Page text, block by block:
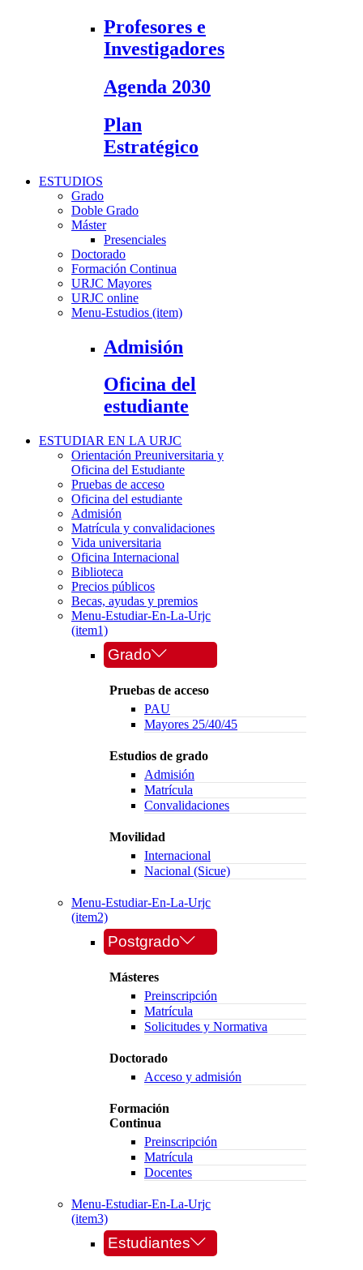
Profesores e
Investigadores
Agenda 2030
Plan
Estratégico
ESTUDIOS
Grado
Doble Grado
Máster
Presenciales
Doctorado
Formación Continua
URJC Mayores
URJC online
Menu-Estudios (item)
Admisión
Oficina del
estudiante
ESTUDIAR EN LA URJC
Orientación Preuniversitaria y
Oficina del Estudiante
Pruebas de acceso
Oficina del estudiante
Admisión
Matrícula y convalidaciones
Vida universitaria
Oficina Internacional
Biblioteca
Precios públicos
Becas, ayudas y premios
Menu-Estudiar-En-La-Urjc
(item1)
Grado
Pruebas de acceso
PAU
Mayores 25/40/45
Estudios de grado
Admisión
Matrícula
Convalidaciones
Movilidad
Internacional
Nacional (Sicue)
Menu-Estudiar-En-La-Urjc
(item2)
Postgrado
Másteres
Preinscripción
Matrícula
Solicitudes y Normativa
Doctorado
Acceso y admisión
Formación
Continua
Preinscripción
Matrícula
Docentes
Menu-Estudiar-En-La-Urjc
(item3)
Estudiantes